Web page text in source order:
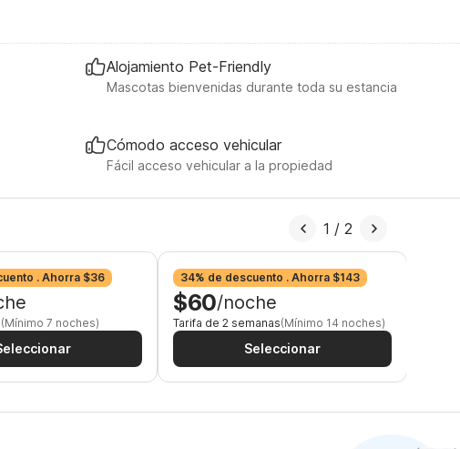
Alojamiento Pet-Friendly
Mascotas bienvenidas durante toda su estancia
Cómodo acceso vehicular
Fácil acceso vehicular a la propiedad
. Ahorra $36
(Mínimo 7 noches)
34% de descuento . Ahorra $143
$60/noche
Tarifa de 2 semanas(Mínimo 14 noches)
Seleccionar
1 /2